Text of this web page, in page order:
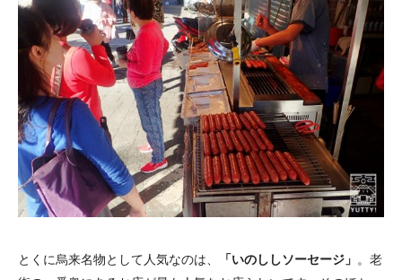
とくに烏来名物として人気なのは、 「いのししソーセージ」 。老